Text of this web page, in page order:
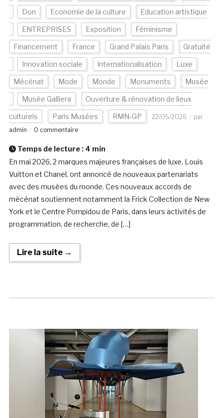
Don Economie de la culture Education artistique
ENTREPRISES Exposition Féminisme
Financement France Grand Palais Paris Gratuité
Innovation sociale Internationalisation Luxe
Mécénat Mode Monde Monuments Musée
Musée Galliera Ouverture & rénovation de lieux
culturels Paris Musées RMN-GP 22/05/2026
par
admin
0 commentaire
Temps de lecture : 4 min
En mai 2026, 2 marques majeures françaises de luxe, Louis
Vuitton et Chanel, ont annoncé de nouveaux partenariats
avec des musées du monde. Ces nouveaux accords de
mécénat soutiennent notamment la Frick Collection de New
York et le Centre Pompidou de Paris, dans leurs activités de
programmation, de recherche, de […]
Lire la suite →